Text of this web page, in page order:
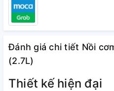
Đánh giá chi tiết Nồi
(2.7L)
Thiết kế hiện đại